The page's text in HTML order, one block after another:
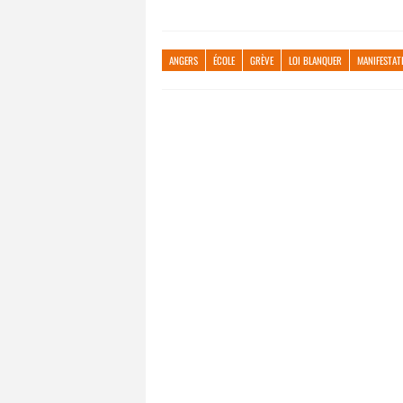
ANGERS ÉCOLE GRÈVE LOI BLANQUER